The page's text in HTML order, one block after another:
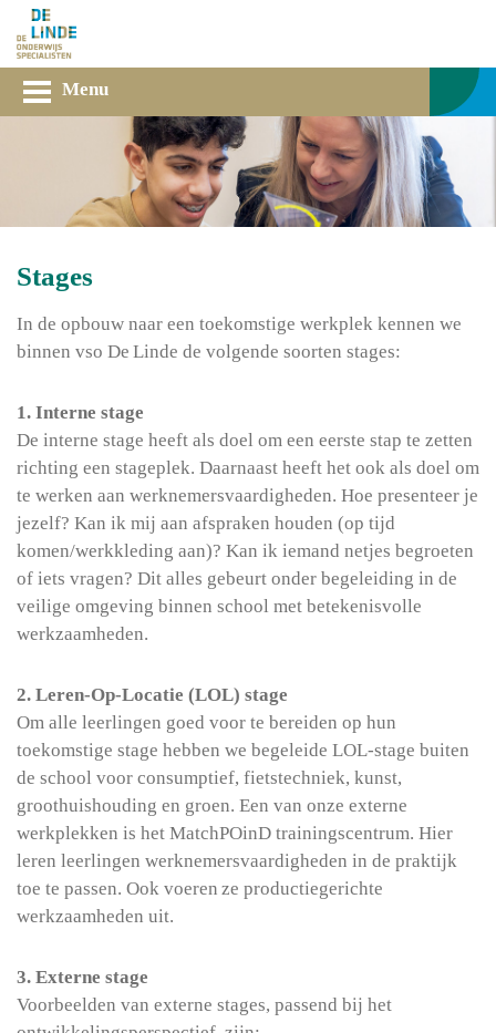
Menu
Stages
In de opbouw naar een toekomstige werkplek kennen we
binnen vso De Linde de volgende soorten stages:
1. Interne stage
De interne stage heeft als doel om een eerste stap te zetten
richting een stageplek. Daarnaast heeft het ook als doel om
te werken aan werknemersvaardigheden. Hoe presenteer je
jezelf? Kan ik mij aan afspraken houden (op tijd
komen/werkkleding aan)? Kan ik iemand netjes begroeten
of iets vragen? Dit alles gebeurt onder begeleiding in de
veilige omgeving binnen school met betekenisvolle
werkzaamheden.
2. Leren-Op-Locatie (LOL) stage
Om alle leerlingen goed voor te bereiden op hun
toekomstige stage hebben we begeleide LOL-stage buiten
de school voor consumptief, fietstechniek, kunst,
groothuishouding en groen. Een van onze externe
werkplekken is het MatchPOinD trainingscentrum. Hier
leren leerlingen werknemersvaardigheden in de praktijk
toe te passen. Ook voeren ze productiegerichte
werkzaamheden uit.
3. Externe stage
Voorbeelden van externe stages, passend bij het